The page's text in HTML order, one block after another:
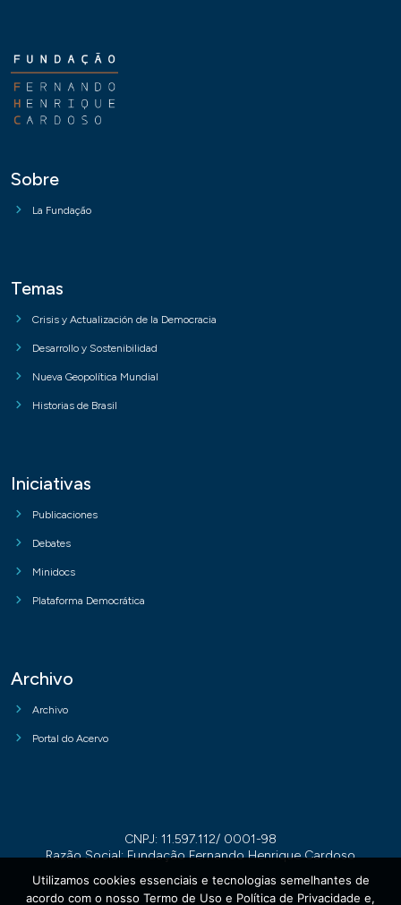
Sobre
La Fundação
Temas
Crisis y Actualización de la Democracia
Desarrollo y Sostenibilidad
Nueva Geopolítica Mundial
Historias de Brasil
Iniciativas
Publicaciones
Debates
Minidocs
Plataforma Democrática
Archivo
Archivo
Portal do Acervo
CNPJ: 11.597.112/ 0001-98
Razão Social: Fundação Fernando Henrique Cardoso
Utilizamos cookies essenciais e tecnologias semelhantes de
acordo com o nosso Termo de Uso e Política de Privacidade e,